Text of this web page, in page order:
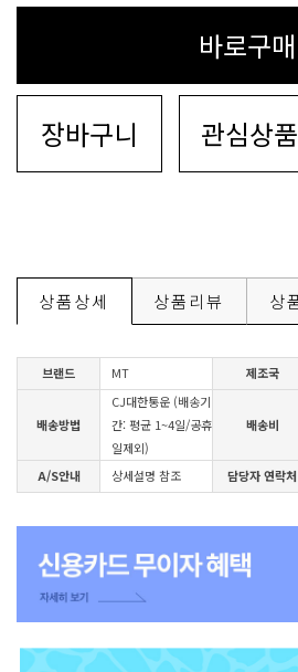
바로구매
장바구니 관심상품
상품상세 상품리뷰 상
브랜드 MT 제조국
배송방법
CJ대한통운 (배송기
간: 평균 1~4일/공휴
일제외)
배송비
A/S안내 상세설명 참조 담당자 연락처